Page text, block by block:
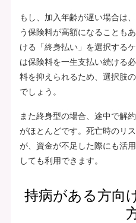
もし、加入年齢が遅い場合は
う保険料が高額になることも
ける「終身払い」を選択する
は保険料を一生支払い続ける
料を抑えられるため、選択肢
でしょう。
また終身型の場合、途中で解
がほとんどです。死亡時のリ
が、資金が不足した際にも活
しても利用できます。
持病がある方向